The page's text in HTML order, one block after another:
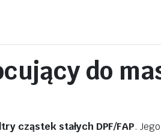
do
cząstek stałych DPF/FAP.Jego